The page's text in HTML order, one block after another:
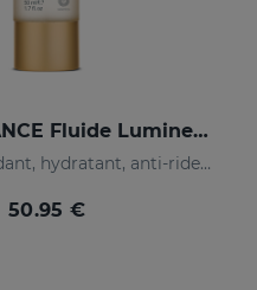
C-VIT RADIANCE Fluide Lumineux
Fluide antioxydant, hydratant, anti-rides et illuminateur
50.95 €